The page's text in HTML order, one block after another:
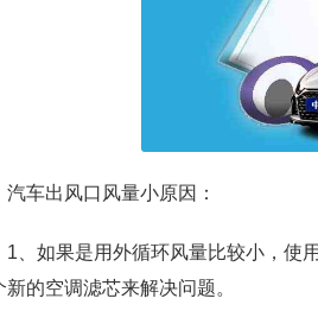
汽车出风口风量小原因：
1、如果是用外循环风量比较小，使
新的空调滤芯来解决问题。